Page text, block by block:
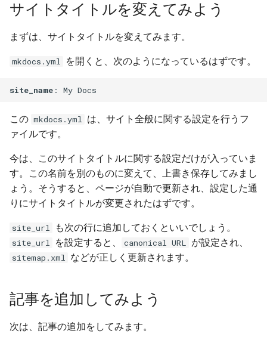
サイトの右上について
サイトタイトルを変えてみよう
まずは、サイトタイトルを変えてみます。
mkdocs.yml を開くと、次のようになっているはずです。
site_name
この mkdocs.yml は、サイト全般に関する設定を行うフ
ァイルです。
今は、このサイトタイトルに関する設定だけが入っていま
す。この名前を別のものに変えて、上書き保存してみまし
ょう。そうすると、ページが自動で更新され、設定した通
りにサイトタイトルが変更されたはずです。
site_url も次の行に追加しておくといいでしょう。
site_url を設定すると、 canonical URL が設定され、
sitemap.xml などが正しく更新されます。
記事を追加してみよう
次は、記事の追加をしてみます。